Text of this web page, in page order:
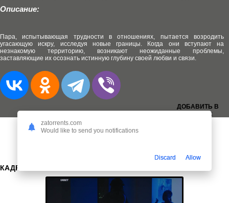
Описание:
Пара, испытывающая трудности в отношениях, пытается возродить
угасающую искру, исследуя новые границы. Когда они вступают на
незнакомую территорию, возникают неожиданные проблемы,
заставляющие их осознать истинную глубину своей любви и связи.
ДОБАВИТЬ В
ЗАКЛАДКИ:
КАДРЫ:
zatorrents.com
Would like to send you notifications
Discard Allow